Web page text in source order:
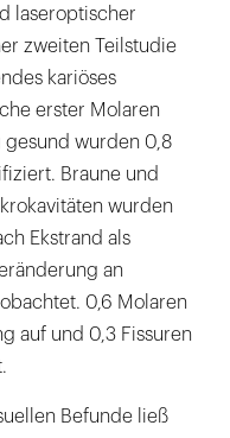
laseroptischer
zweiten Teilstudie
kariöses
erster Molaren
wurden 0,8
Braune und
wurden
Ekstrand als
an
0,6 Molaren
auf und 0,3 Fissuren
Befunde ließ